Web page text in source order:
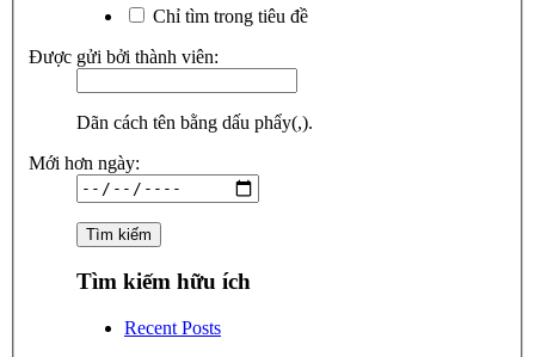
Chỉ tìm trong tiêu đề
Được gửi bởi thành viên:
Dãn cách tên bằng dấu phẩy(,).
Mới hơn ngày:
Tìm kiếm hữu ích
Recent Posts